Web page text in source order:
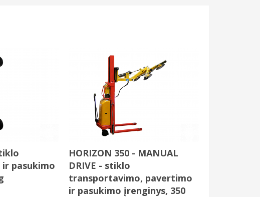
pasukimo
HORIZON 350 - MANUAL
DRIVE - stiklo
transportavimo, pavertimo
ir pasukimo įrenginys, 350